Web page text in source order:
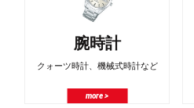
腕時計
クォーツ時計、機械式時計など
more >